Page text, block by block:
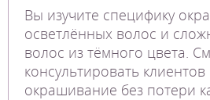
Вы изучите специфику
осветлённых волос и
волос из тёмного цвета.
консультировать
окрашивание без потери